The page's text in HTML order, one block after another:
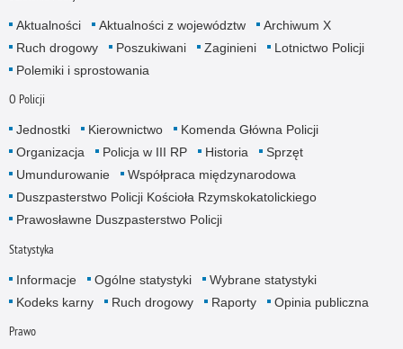
Aktualności Aktualności z województw
Archiwum X
Ruch drogowy
Poszukiwani Zaginieni
Lotnictwo Policji
Polemiki i sprostowania
O Policji
Jednostki Kierownictwo
Komenda Główna Policji
Organizacja
Policja w III RP Historia
Sprzęt
Umundurowanie
Współpraca międzynarodowa
Duszpasterstwo Policji Kościoła Rzymskokatolickiego
Prawosławne Duszpasterstwo Policji
Statystyka
Informacje Ogólne statystyki
Wybrane statystyki
Kodeks karny
Ruch drogowy Raporty Opinia publiczna
Prawo